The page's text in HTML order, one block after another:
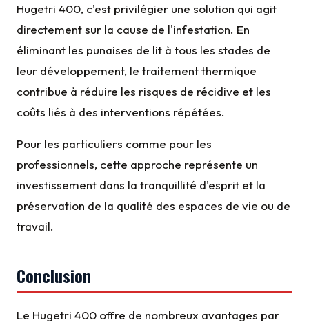
Hugetri 400, c'est privilégier une solution qui agit
directement sur la cause de l'infestation. En
éliminant les punaises de lit à tous les stades de
leur développement, le traitement thermique
contribue à réduire les risques de récidive et les
coûts liés à des interventions répétées.
Pour les particuliers comme pour les
professionnels, cette approche représente un
investissement dans la tranquillité d'esprit et la
préservation de la qualité des espaces de vie ou de
travail.
Conclusion
Le Hugetri 400 offre de nombreux avantages par